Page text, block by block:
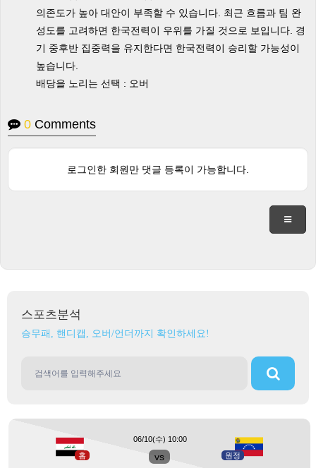
의존도가 높아 대안이 부족할 수 있습니다. 최근 흐름과 팀 완
성도를 고려하면 한국전력이 우위를 가질 것으로 보입니다. 경
기 중후반 집중력을 유지한다면 한국전력이 승리할 가능성이
높습니다.
배당을 노리는 선택 : 오버
0 Comments
로그인한 회원만 댓글 등록이 가능합니다.
스포츠분석
승무패, 핸디캡, 오버/언더까지 확인하세요!
홈 vs 원정
06/10(수) 10:00